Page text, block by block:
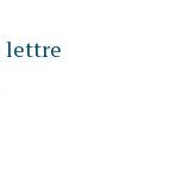
lettre